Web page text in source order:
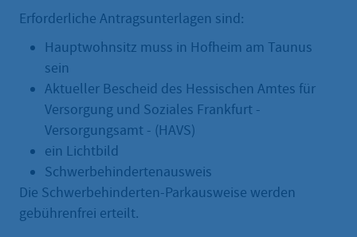
Erforderliche Antragsunterlagen sind:
Hauptwohnsitz muss in Hofheim am Taunus
sein
Aktueller Bescheid des Hessischen Amtes für
Versorgung und Soziales Frankfurt -
Versorgungsamt - (HAVS)
ein Lichtbild
Schwerbehindertenausweis
Die Schwerbehinderten-Parkausweise werden
gebührenfrei erteilt.